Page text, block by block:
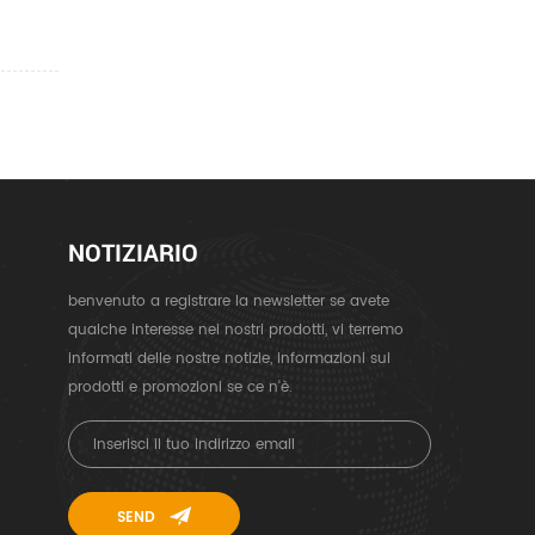
NOTIZIARIO
benvenuto a registrare la newsletter se avete
qualche interesse nei nostri prodotti, vi terremo
informati delle nostre notizie, informazioni sui
prodotti e promozioni se ce n'è.